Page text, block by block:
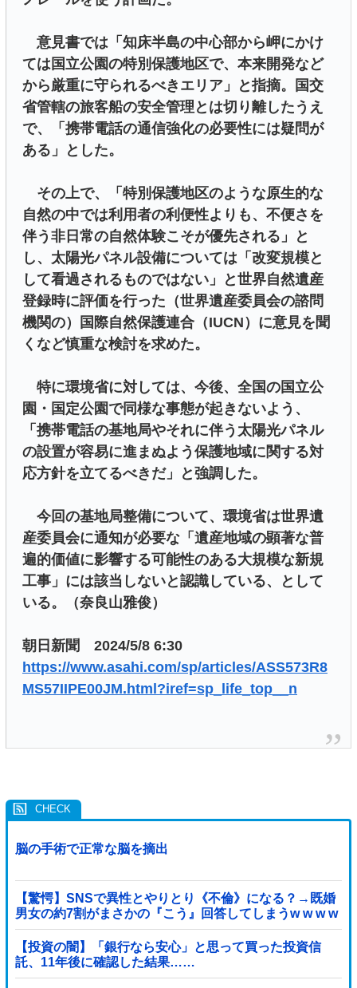
意見書では「知床半島の中心部から岬にかけ
ては国立公園の特別保護地区で、本来開発など
から厳重に守られるべきエリア」と指摘。国交
省管轄の旅客船の安全管理とは切り離したうえ
で、「携帯電話の通信強化の必要性には疑問が
ある」とした。
その上で、「特別保護地区のような原生的な
自然の中では利用者の利便性よりも、不便さを
伴う非日常の自然体験こそが優先される」と
し、太陽光パネル設備については「改変規模と
して看過されるものではない」と世界自然遺産
登録時に評価を行った（世界遺産委員会の諮問
機関の）国際自然保護連合（IUCN）に意見を聞
くなど慎重な検討を求めた。
特に環境省に対しては、今後、全国の国立公
園・国定公園で同様な事態が起きないよう、
「携帯電話の基地局やそれに伴う太陽光パネル
の設置が容易に進まぬよう保護地域に関する対
応方針を立てるべきだ」と強調した。
今回の基地局整備について、環境省は世界遺
産委員会に通知が必要な「遺産地域の顕著な普
遍的価値に影響する可能性のある大規模な新規
工事」には該当しないと認識している、として
いる。（奈良山雅俊）
朝日新聞 2024/5/8 6:30
https://www.asahi.com/sp/articles/ASS573R8
MS57IIPE00JM.html?iref=sp_life_top__n
脳の手術で正常な脳を摘出
【驚愕】SNSで異性とやりとり《不倫》になる？→既婚
男女の約7割がまさかの『こう』回答してしまうw w w w
w w w w
【投資の闇】「銀行なら安心」と思って買った投資信
託、11年後に確認した結果……